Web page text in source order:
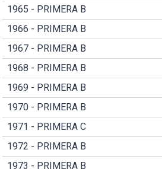
1965 - PRIMERA B
1966 - PRIMERA B
1967 - PRIMERA B
1968 - PRIMERA B
1969 - PRIMERA B
1970 - PRIMERA B
1971 - PRIMERA C
1972 - PRIMERA B
1973 - PRIMERA B